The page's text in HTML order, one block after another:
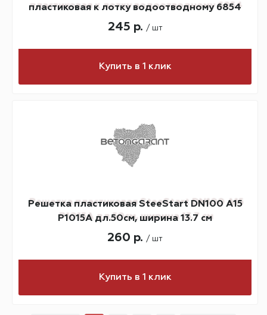
пластиковая к лотку водоотводному 6854
245 р. / шт
Купить в 1 клик
Решетка пластиковая SteeStart DN100 А15
P1015A дл.50см, ширина 13.7 см
260 р. / шт
Купить в 1 клик